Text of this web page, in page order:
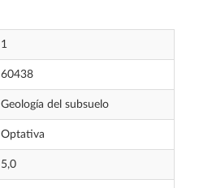
1
60438
Geología del subsuelo
Optativa
5,0